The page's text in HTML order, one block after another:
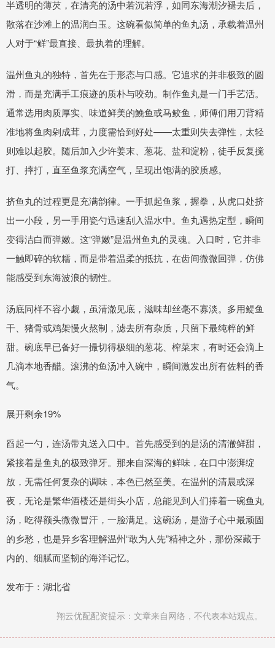
半透明的薄芡，在清亮的汤中若沉若浮，如同东海潮汐褪去后，
散落在沙滩上的温润白玉。这碗看似简单的鱼丸汤，承载着温州
人对于“鲜”最直接、最执着的理解。
温州鱼丸的独特，首先在于形态与口感。它追求的并非极致的圆
滑，而是充满手工痕迹的质朴与咬劲。制作鱼丸是一门手艺活。
通常选用肉质厚实、味道鲜美的鮸鱼或马鲛鱼，师傅们用刀背精
准地将鱼肉剁成茸，力度需恰到好处——太重则失去弹性，太轻
则难以起胶。随后加入少许姜末、葱花、盐和淀粉，徒手反复搅
打、摔打，直至鱼浆充满空气，呈现出饱满的胶质感。
挤鱼丸的过程更是充满韵律。一手抓起鱼浆，握拳，从虎口处挤
出一小段，另一手用瓷勺迅速刮入温水中。鱼丸遇热定型，瞬间
变得洁白而弹嫩。这“弹嫩”是温州鱼丸的灵魂。入口时，它并非
一触即碎的软糯，而是带着温柔的抵抗，在齿间微微回弹，仿佛
能感受到东海波浪的韧性。
汤底同样不容小觑，虽清澈见底，滋味却丝毫不寡淡。多用鳀鱼
干、猪骨或鸡架慢火熬制，滤去所有杂质，只留下最纯粹的鲜
甜。碗底早已备好一撮切得极细的葱花、榨菜末，有时还会滴上
几滴本地香醋。滚沸的鱼汤冲入碗中，瞬间激发出所有佐料的香
气。
展开剩余19%
舀起一勺，连汤带丸送入口中。首先感受到的是汤的清澈鲜甜，
紧接着是鱼丸的极致弹牙。那来自深海的鲜味，在口中澎湃绽
放，无需任何复杂的调味，本色已然至美。在温州的清晨或深
夜，无论是繁华酒楼还是街头小店，总能见到人们捧着一碗鱼丸
汤，吃得额头微微冒汗，一脸满足。这碗汤，是游子心中最顽固
的乡愁，也是异乡客理解温州“敢为人先”精神之外，那份深藏于
内的、细腻而坚韧的海洋记忆。
发布于：湖北省
翔云优配配资提示：文章来自网络，不代表本站观点。